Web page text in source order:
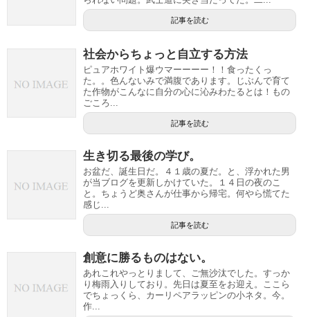
記事を読む
社会からちょっと自立する方法
ピュアホワイト爆ウマーーーー！！食ったくっ
た。。色んないみで満腹であります。じぶんで育て
た作物がこんなに自分の心に沁みわたるとは！もの
ごころ...
記事を読む
生き切る最後の学び。
お盆だ、誕生日だ。４１歳の夏だ。と、浮かれた男
が当ブログを更新しかけていた。１４日の夜のこ
と。ちょうど奥さんが仕事から帰宅。何やら慌てた
感じ...
記事を読む
創意に勝るものはない。
あれこれやっとりまして、ご無沙汰でした。すっか
り梅雨入りしており。先日は夏至をお迎え。ここら
でちょっくら、カーリペアラッピンの小ネタ。今。
作...